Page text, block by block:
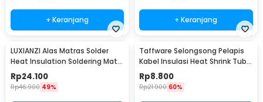
+ Keranjang + Keranjang
LUXIANZI Alas Matras Solder
Heat Insulation Soldering Mat
340x230mm - S-120B
Rp24.100
Rp46.900 49%
Taffware Selongsong Pelapis
Kabel Insulasi Heat Shrink Tube
127 PCS - RSG-AHZ
Rp8.800
Rp21.900 60%